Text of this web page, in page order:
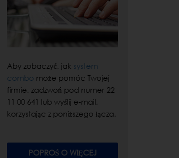
Aby zobaczyć, jak system
combo może pomóc Twojej
firmie, zadzwoń pod numer 22
11 00 641 lub wyślij e-mail,
korzystając z poniższego łącza.
POPROŚ O WIĘCEJ